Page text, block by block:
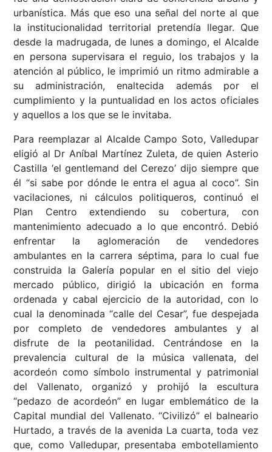
urbanística. Más que eso una señal del norte al que
la institucionalidad territorial pretendía llegar. Que
desde la madrugada, de lunes a domingo, el Alcalde
en persona supervisara el reguio, los trabajos y la
atención al público, le imprimió un ritmo admirable a
su administración, enaltecida además por el
cumplimiento y la puntualidad en los actos oficiales
y aquellos a los que se le invitaba.
Para reemplazar al Alcalde Campo Soto, Valledupar
eligió al Dr Aníbal Martínez Zuleta, de quien Asterio
Castilla ‘el gentlemand del Cerezo’ dijo siempre que
él “si sabe por dónde le entra el agua al coco”. Sin
vacilaciones, ni cálculos politiqueros, continuó el
Plan Centro extendiendo su cobertura, con
mantenimiento adecuado a lo que encontró. Debió
enfrentar la aglomeración de vendedores
ambulantes en la carrera séptima, para lo cual fue
construida la Galería popular en el sitio del viejo
mercado público, dirigió la ubicación en forma
ordenada y cabal ejercicio de la autoridad, con lo
cual la denominada “calle del Cesar”, fue despejada
por completo de vendedores ambulantes y al
disfrute de la peotanilidad. Centrándose en la
prevalencia cultural de la música vallenata, del
acordeón como símbolo instrumental y patrimonial
del Vallenato, organizó y prohijó la escultura
“pedazo de acordeón” en lugar emblemático de la
Capital mundial del Vallenato. “Civilizó” el balneario
Hurtado, a través de la avenida La cuarta, toda vez
que, como Valledupar, presentaba embotellamiento